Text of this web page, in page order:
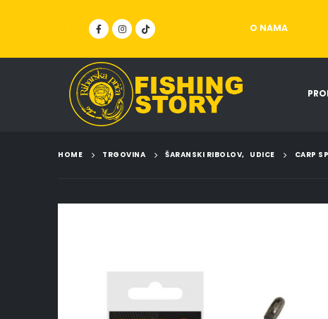
O NAMA
HOME TRGOVINA ŠARANSKI RIBOLOV, UDICE CARP